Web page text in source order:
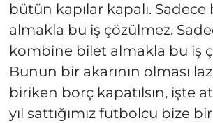
bütün kapılar kapalı. Sadece
almakla bu iş çözülmez.
kombine bilet almakla bu iş
Bunun bir akarının olması
biriken borç kapatılsın, işte
yıl sattığımız futbolcu bize